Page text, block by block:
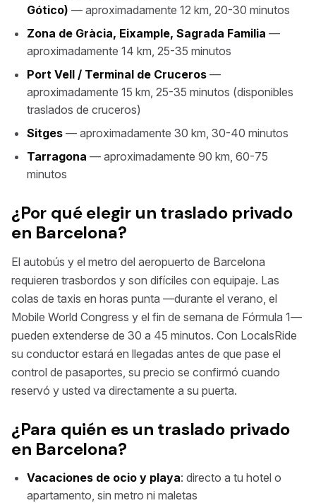
Gótico) — aproximadamente 12 km, 20-30 minutos
Zona de Gràcia, Eixample, Sagrada Familia —
aproximadamente 14 km, 25-35 minutos
Port Vell / Terminal de Cruceros —
aproximadamente 15 km, 25-35 minutos (disponibles
traslados de cruceros)
Sitges — aproximadamente 30 km, 30-40 minutos
Tarragona — aproximadamente 90 km, 60-75
minutos
¿Por qué elegir un traslado privado
en Barcelona?
El autobús y el metro del aeropuerto de Barcelona
requieren trasbordos y son difíciles con equipaje. Las
colas de taxis en horas punta —durante el verano, el
Mobile World Congress y el fin de semana de Fórmula 1—
pueden extenderse de 30 a 45 minutos. Con LocalsRide
su conductor estará en llegadas antes de que pase el
control de pasaportes, su precio se confirmó cuando
reservó y usted va directamente a su puerta.
¿Para quién es un traslado privado
en Barcelona?
Vacaciones de ocio y playa: directo a tu hotel o
apartamento, sin metro ni maletas